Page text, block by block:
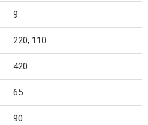
9
220; 110
420
65
90